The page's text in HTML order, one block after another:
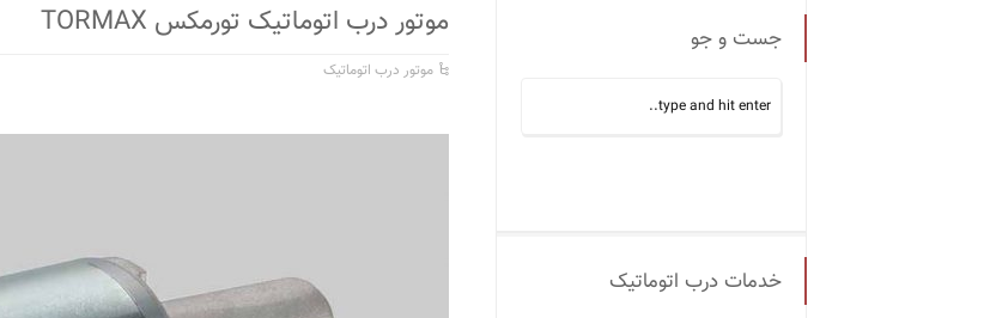
موتور درب اتوماتیک تورمکس TORMAX
موتور درب اتوماتیک
جست و جو
خدمات درب اتوماتیک